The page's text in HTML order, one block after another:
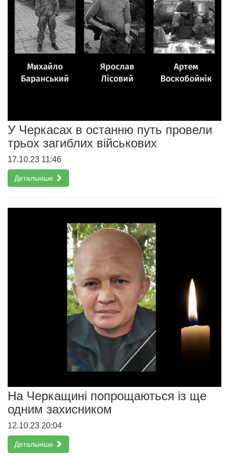
У Черкасах в останню путь провели
трьох загиблих військових
17.10.23 11:46
Детальніше
На Черкащині попрощаються із ще
одним захисником
12.10.23 20:04
Детальніше